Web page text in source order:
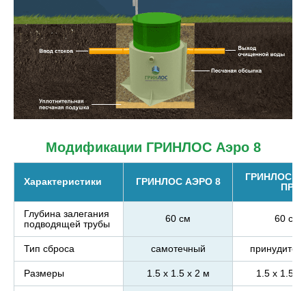
Модификации ГРИНЛОС Аэро 8
Характеристики ГРИНЛОС АЭРО 8
ГРИНЛОС
ПР
Глубина залегания
подводящей трубы
60 см 60 см
Тип сброса самотечный
Размеры 1.5 x 1.5 x 2 м 1.5 x 1.5 x